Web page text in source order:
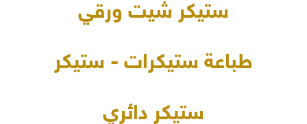
ستيكر شيت ورقي
طباعة ستيكرات - ستيكر
ستيكر دائري